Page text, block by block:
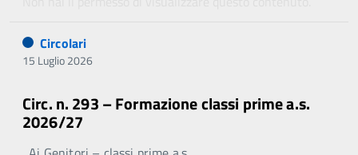
Circolari
15 Luglio 2026
Circ. n. 293 – Formazione classi prime a.s.
2026/27